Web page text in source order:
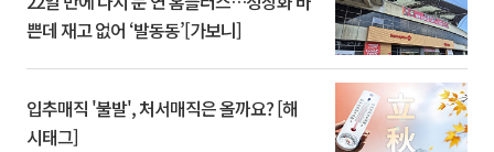
쁜데 재고 없어 ‘발동동’[가보니]
입추매직 '불발', 처서매직은 올까요? [해
시태그]